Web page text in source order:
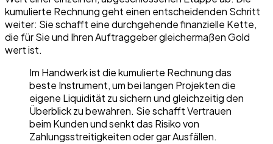
kumulierte Rechnung geht einen entscheidenden Schritt
weiter: Sie schafft eine durchgehende finanzielle Kette,
die für Sie und Ihren Auftraggeber gleichermaßen Gold
wert ist.
Im Handwerk ist die kumulierte Rechnung das
beste Instrument, um bei langen Projekten die
eigene Liquidität zu sichern und gleichzeitig den
Überblick zu bewahren. Sie schafft Vertrauen
beim Kunden und senkt das Risiko von
Zahlungsstreitigkeiten oder gar Ausfällen.